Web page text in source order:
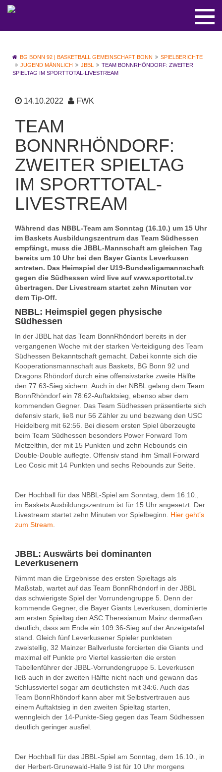
BG BONN 92 | BASKETBALL GEMEINSCHAFT BONN
SPIELBERICHTE
JUGEND MÄNNLICH
JBBL
TEAM BONNRHÖNDORF: ZWEITER
SPIELTAG IM SPORTTOTAL-LIVESTREAM
14.10.2022 FWK
TEAM
BONNRHÖNDORF:
ZWEITER SPIELTAG
IM SPORTTOTAL-
LIVESTREAM
Während das NBBL-Team am Sonntag (16.10.) um 15 Uhr
im Baskets Ausbildungszentrum das Team Südhessen
empfängt, muss die JBBL-Mannschaft am gleichen Tag
bereits um 10 Uhr bei den Bayer Giants Leverkusen
antreten. Das Heimspiel der U19-Bundesligamannschaft
gegen die Südhessen wird live auf www.sporttotal.tv
übertragen. Der Livestream startet zehn Minuten vor
dem Tip-Off.
NBBL: Heimspiel gegen physische
Südhessen
In der JBBL hat das Team BonnRhöndorf bereits in der
vergangenen Woche mit der starken Verteidigung des Team
Südhessen Bekanntschaft gemacht. Dabei konnte sich die
Kooperationsmannschaft aus Baskets, BG Bonn 92 und
Dragons Rhöndorf durch eine offensivstarke zweite Hälfte
den 77:63-Sieg sichern. Auch in der NBBL gelang dem Team
BonnRhöndorf ein 78:62-Auftaktsieg, ebenso aber dem
kommenden Gegner. Das Team Südhessen präsentierte sich
defensiv stark, ließ nur 56 Zähler zu und bezwang den USC
Heidelberg mit 62:56. Bei diesem ersten Spiel überzeugte
beim Team Südhessen besonders Power Forward Tom
Metzelthin, der mit 15 Punkten und zehn Rebounds ein
Double-Double auflegte. Offensiv stand ihm Small Forward
Leo Cosic mit 14 Punkten und sechs Rebounds zur Seite.
Der Hochball für das NBBL-Spiel am Sonntag, dem 16.10.,
im Baskets Ausbildungszentrum ist für 15 Uhr angesetzt. Der
Livestream startet zehn Minuten vor Spielbeginn. Hier geht’s
zum Stream
JBBL: Auswärts bei dominanten
Leverkusenern
Nimmt man die Ergebnisse des ersten Spieltags als
Maßstab, wartet auf das Team BonnRhöndorf in der JBBL
das schwierigste Spiel der Vorrundengruppe 5. Denn der
kommende Gegner, die Bayer Giants Leverkusen, dominierte
am ersten Spieltag den ASC Theresianum Mainz dermaßen
deutlich, dass am Ende ein 109:36-Sieg auf der Anzeigetafel
stand. Gleich fünf Leverkusener Spieler punkteten
zweistellig, 32 Mainzer Ballverluste forcierten die Giants und
maximal elf Punkte pro Viertel kassierten die ersten
Tabellenführer der JBBL-Vorrundengruppe 5. Leverkusen
ließ auch in der zweiten Hälfte nicht nach und gewann das
Schlussviertel sogar am deutlichsten mit 34:6. Auch das
Team BonnRhöndorf kann aber mit Selbstvertrauen aus
einem Auftaktsieg in den zweiten Spieltag starten,
wenngleich der 14-Punkte-Sieg gegen das Team Südhessen
deutlich geringer ausfiel.
Der Hochball für das JBBL-Spiel am Sonntag, dem 16.10., in
der Herbert-Grunewald-Halle 9 ist für 10 Uhr morgens